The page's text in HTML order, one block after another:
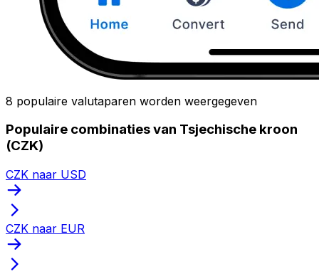
8 populaire valutaparen worden weergegeven
Populaire combinaties van Tsjechische kroon
(CZK)
CZK naar USD
CZK naar EUR